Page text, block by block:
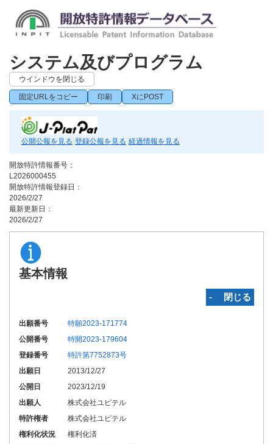
システム及びプログラム
ウインドウを閉じる
固定URLをコピー 印刷 XにPOST
公開公報を見る 登録公報を見る 経過情報を見る
開放特許情報番号：
L2026000455
開放特許情報登録日：
2026/2/27
最新更新日：
2026/2/27
基本情報
‐ 閉じる
出願番号
特願2023-171774
公開番号
特開2023-179604
登録番号
特許第7752873号
出願日
2013/12/27
公開日
2023/12/19
出願人
株式会社ユピテル
特許権者
株式会社ユピテル
権利化状況
権利化済